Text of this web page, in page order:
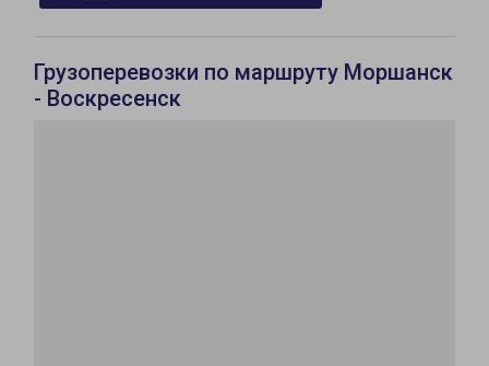
Грузоперевозки по маршруту Моршанск
- Воскресенск